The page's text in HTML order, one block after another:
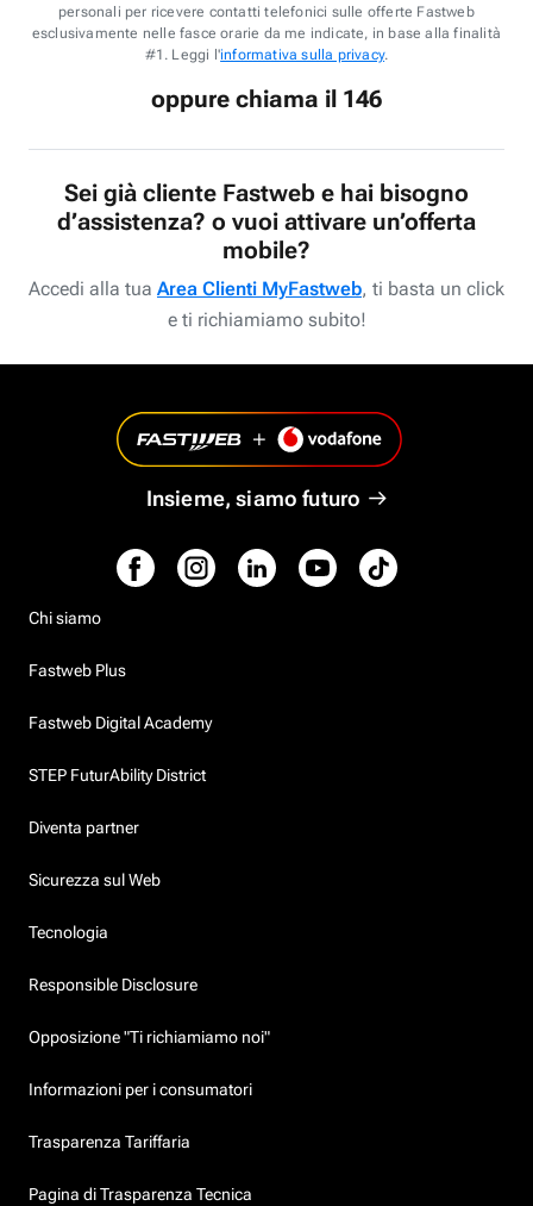
personali per ricevere contatti telefonici sulle offerte Fastweb
esclusivamente nelle fasce orarie da me indicate, in base alla finalità
#1. Leggi l'informativa sulla privacy.
oppure chiama il 146
Sei già cliente Fastweb e hai bisogno
d’assistenza? o vuoi attivare un’offerta
mobile?
Accedi alla tua Area Clienti MyFastweb, ti basta un click
e ti richiamiamo subito!
Insieme, siamo futuro
Chi siamo
Fastweb Plus
Fastweb Digital Academy
STEP FuturAbility District
Diventa partner
Sicurezza sul Web
Tecnologia
Responsible Disclosure
Opposizione "Ti richiamiamo noi"
Informazioni per i consumatori
Trasparenza Tariffaria
Pagina di Trasparenza Tecnica